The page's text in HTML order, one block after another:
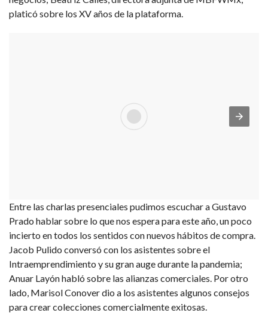
platicó sobre los XV años de la plataforma.
Entre las charlas presenciales pudimos escuchar a Gustavo
Prado hablar sobre lo que nos espera para este año, un poco
incierto en todos los sentidos con nuevos hábitos de compra.
Jacob Pulido conversó con los asistentes sobre el
Intraemprendimiento y su gran auge durante la pandemia;
Anuar Layón habló sobre las alianzas comerciales. Por otro
lado, Marisol Conover dio a los asistentes algunos consejos
para crear colecciones comercialmente exitosas.